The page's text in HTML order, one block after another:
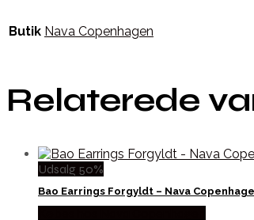
Butik Nava Copenhagen
Relaterede
Udsalg 50%
Bao Earrings Forgyldt – Nava